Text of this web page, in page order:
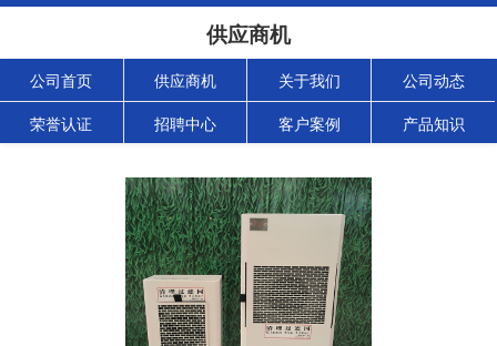
供应商机
公司首页 供应商机 关于我们 公司动态
荣誉认证 招聘中心 客户案例 产品知识